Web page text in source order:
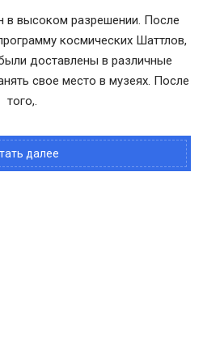
в высоком разрешении. После
космических Шаттлов,
доставлены в различные
свое место в музеях. После
того,.
далее